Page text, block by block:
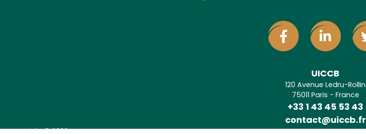
UICCB
120 Avenue Ledru-Rollin
75011 Paris - France
+33 1 43 45 53 43
contact@uiccb.fr
Copyright © 2026 LE COMMERCE DU BOIS